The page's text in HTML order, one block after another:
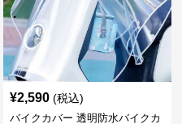
¥2,590 (税込)
バイクカバー 透明防水バイクカ